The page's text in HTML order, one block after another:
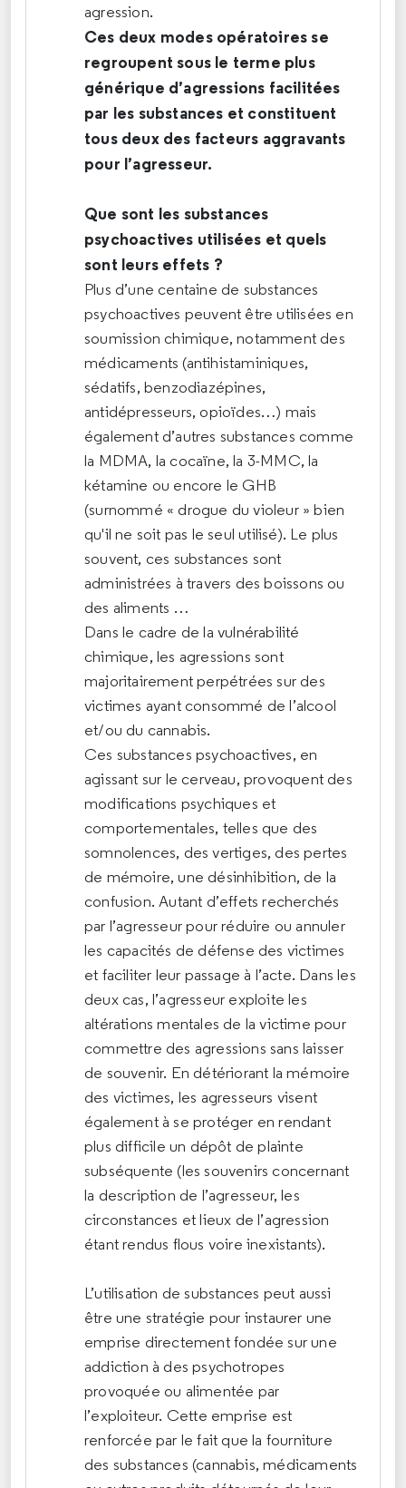
agression.
Ces deux modes opératoires se
regroupent sous le terme plus
générique d’agressions facilitées
par les substances et constituent
tous deux des facteurs aggravants
pour l’agresseur.
Que sont les substances
psychoactives utilisées et quels
sont leurs effets ?
Plus d’une centaine de substances
psychoactives peuvent être utilisées en
soumission chimique, notamment des
médicaments (antihistaminiques,
sédatifs, benzodiazépines,
antidépresseurs, opioïdes…) mais
également d’autres substances comme
la MDMA, la cocaïne, la 3-MMC, la
kétamine ou encore le GHB
(surnommé « drogue du violeur » bien
qu'il ne soit pas le seul utilisé). Le plus
souvent, ces substances sont
administrées à travers des boissons ou
des aliments …
Dans le cadre de la vulnérabilité
chimique, les agressions sont
majoritairement perpétrées sur des
victimes ayant consommé de l’alcool
et/ou du cannabis.
Ces substances psychoactives, en
agissant sur le cerveau, provoquent des
modifications psychiques et
comportementales, telles que des
somnolences, des vertiges, des pertes
de mémoire, une désinhibition, de la
confusion. Autant d’effets recherchés
par l’agresseur pour réduire ou annuler
les capacités de défense des victimes
et faciliter leur passage à l’acte. Dans les
deux cas, l’agresseur exploite les
altérations mentales de la victime pour
commettre des agressions sans laisser
de souvenir. En détériorant la mémoire
des victimes, les agresseurs visent
également à se protéger en rendant
plus difficile un dépôt de plainte
subséquente (les souvenirs concernant
la description de l’agresseur, les
circonstances et lieux de l’agression
étant rendus flous voire inexistants).
L’utilisation de substances peut aussi
être une stratégie pour instaurer une
emprise directement fondée sur une
addiction à des psychotropes
provoquée ou alimentée par
l’exploiteur. Cette emprise est
renforcée par le fait que la fourniture
des substances (cannabis, médicaments